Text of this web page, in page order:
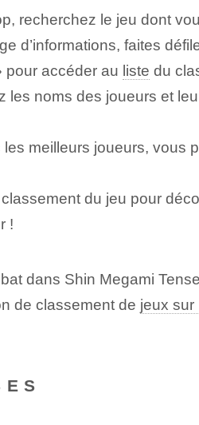
recherchez le jeu dont
d’informations, faites
pour accéder au liste du
les noms des joueurs et
meilleurs joueurs, vous
du jeu pour
!
dans Shin Megami
de classement de jeux sur